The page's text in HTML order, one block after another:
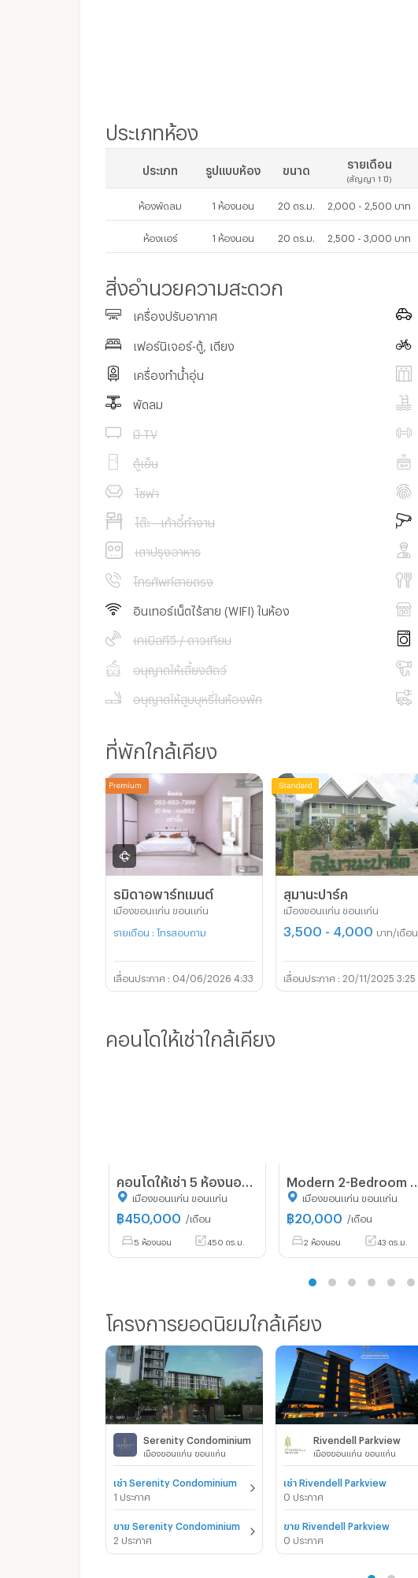
ประเภทห้อง
ประเภท รูปแบบห้อง ขนาด
รายเดือน
(สัญญา 1 ปี)
ห้องพัดลม 1 ห้องนอน 20 ตร.ม. 2,000 - 2,500 บาท
ห้องแอร์ 1 ห้องนอน 20 ตร.ม. 2,500 - 3,000 บาท
สิ่งอำนวยความสะดวก
เครื่องปรับอากาศ
เฟอร์นิเจอร์-ตู้, เตียง
เครื่องทำน้ำอุ่น
พัดลม
มี TV
ตู้เย็น
โซฟา
โต๊ะ - เก้าอี้ทำงาน
เตาปรุงอาหาร
โทรศัพท์สายตรง
อินเทอร์เน็ตไร้สาย (WIFI) ในห้อง
เคเบิลทีวี / ดาวเทียม
อนุญาตให้เลี้ยงสัตว์
อนุญาตให้สูบบุหรี่ในห้องพัก
ที่พักใกล้เคียง
รมิดาอพาร์ทเมนต์
เมืองขอนแก่น ขอนแก่น
รายเดือน : โทรสอบถาม
04/06/2026 4:33
สุมานะปาร์ค
เมืองขอนแก่น ขอนแก่น
3,500 - 4,000 บาท/เดือน
20/11/2025 3:25
คอนโดให้เช่าใกล้เคียง
เมืองขอนแก่น ขอนแก่น
฿ 450,000 /เดือน
5 ห้องนอน 450 ตร.ม.
เมืองขอนแก่น ขอนแก่น
฿20,000 /เดือน
2 ห้องนอน 43 ตร.ม.
โครงการยอดนิยมใกล้เคียง
Serenity Condominium
เมืองขอนแก่น ขอนแก่น
เช่า Serenity Condominium
1 ประกาศ
ขาย Serenity Condominium
2 ประกาศ
Rivendell Parkview
เมืองขอนแก่น ขอนแก่น
เช่า Rivendell Parkview
0 ประกาศ
ขาย Rivendell Parkview
0 ประกาศ